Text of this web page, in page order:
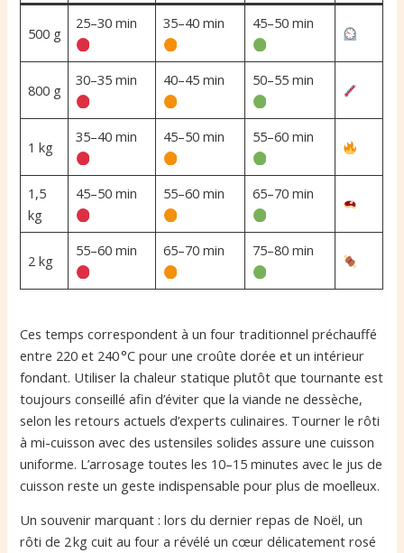
500 g
25–30 min 35–40 min 45–50 min
800 g
30–35 min 40–45 min 50–55 min
1 kg
35–40 min 45–50 min 55–60 min
1,5
kg
45–50 min 55–60 min 65–70 min
2 kg
55–60 min 65–70 min 75–80 min
Ces temps correspondent à un four traditionnel préchauffé
entre 220 et 240 °C pour une croûte dorée et un intérieur
fondant. Utiliser la chaleur statique plutôt que tournante est
toujours conseillé afin d’éviter que la viande ne dessèche,
selon les retours actuels d’experts culinaires. Tourner le rôti
à mi-cuisson avec des ustensiles solides assure une cuisson
uniforme. L’arrosage toutes les 10–15 minutes avec le jus de
cuisson reste un geste indispensable pour plus de moelleux.
Un souvenir marquant : lors du dernier repas de Noël, un
rôti de 2 kg cuit au four a révélé un cœur délicatement rosé